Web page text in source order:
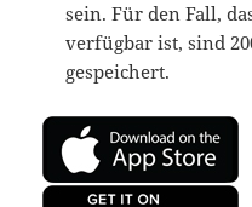
sein. Für den Fall,
verfügbar ist, sind
gespeichert.